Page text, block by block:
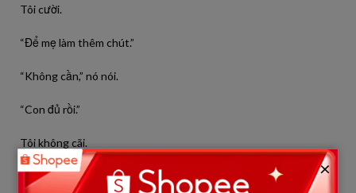
Tôi cười.
“Để mẹ làm thêm chút.”
“Không cần,” nó nói.
“Con đủ rồi.”
Tôi không cãi.
Chỉ gật đầu. ×